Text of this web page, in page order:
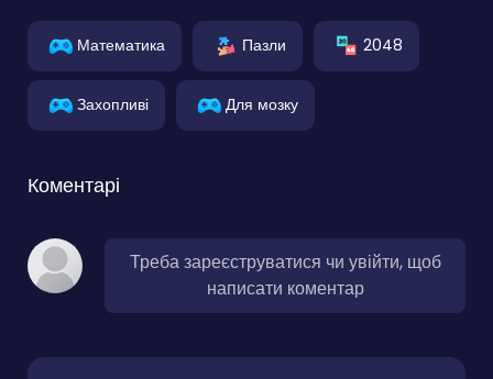
Математика Пазли 2048
Захопливі Для мозку
Коментарі
Треба зареєструватися чи увійти, щоб
написати коментар